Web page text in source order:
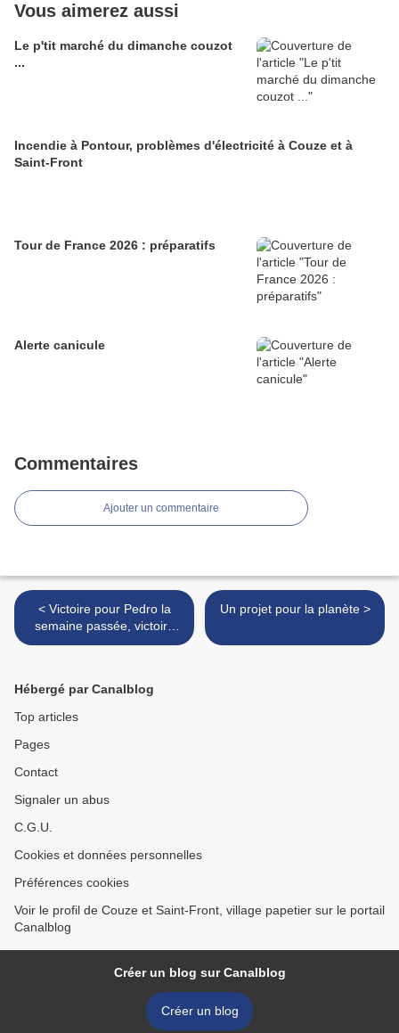
Vous aimerez aussi
Le p'tit marché du dimanche couzot
...
Incendie à Pontour, problèmes d'électricité à Couze et à
Saint-Front
Tour de France 2026 : préparatifs
Alerte canicule
Commentaires
Ajouter un commentaire
< Victoire pour Pedro la
semaine passée, victoire
pour Kevin aujourd'hui
Un projet pour la planète >
Hébergé par Canalblog
Top articles
Pages
Contact
Signaler un abus
C.G.U.
Cookies et données personnelles
Préférences cookies
Voir le profil de Couze et Saint-Front, village papetier sur le portail
Canalblog
Créer un blog sur Canalblog
Créer un blog